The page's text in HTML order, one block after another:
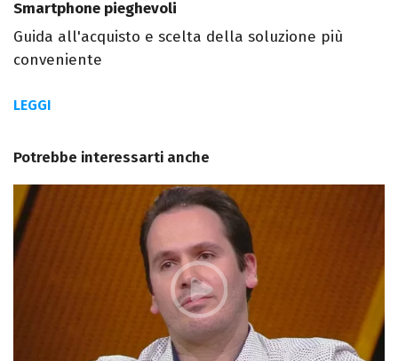
Smartphone pieghevoli
Guida all'acquisto e scelta della soluzione più
conveniente
LEGGI
Potrebbe interessarti anche